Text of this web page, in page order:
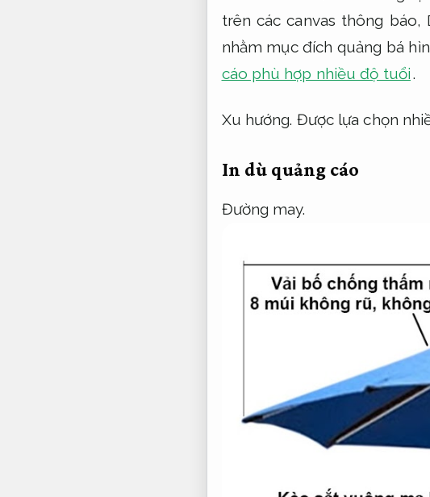
trên các canvas thông báo,
nhằm mục đích quảng bá
cáo phù hợp nhiều độ tuổi.
Xu hướng. Được lựa chọn
In dù quảng cáo
Đường may.